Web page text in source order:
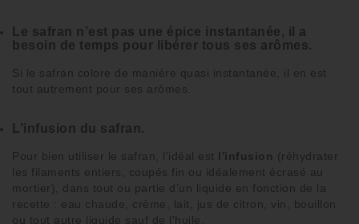
Le safran n’est pas une épice instantanée, il a
besoin de temps pour libérer tous ses arômes.
Si le safran colore de manière quasi instantanée, il en est
tout autrement pour ses arômes.
L’infusion du safran.
Pour bien utiliser le safran , l'idéal est l'infusion (réhydrater
les filaments entiers, coupés fin ou idéalement écrasé au
mortier), dans tout ou partie d’un liquide en fonction de la
recette : eau chaude crème lait jus de citron vin
bouillon
ou tout autre liquide sauf de l'huile.